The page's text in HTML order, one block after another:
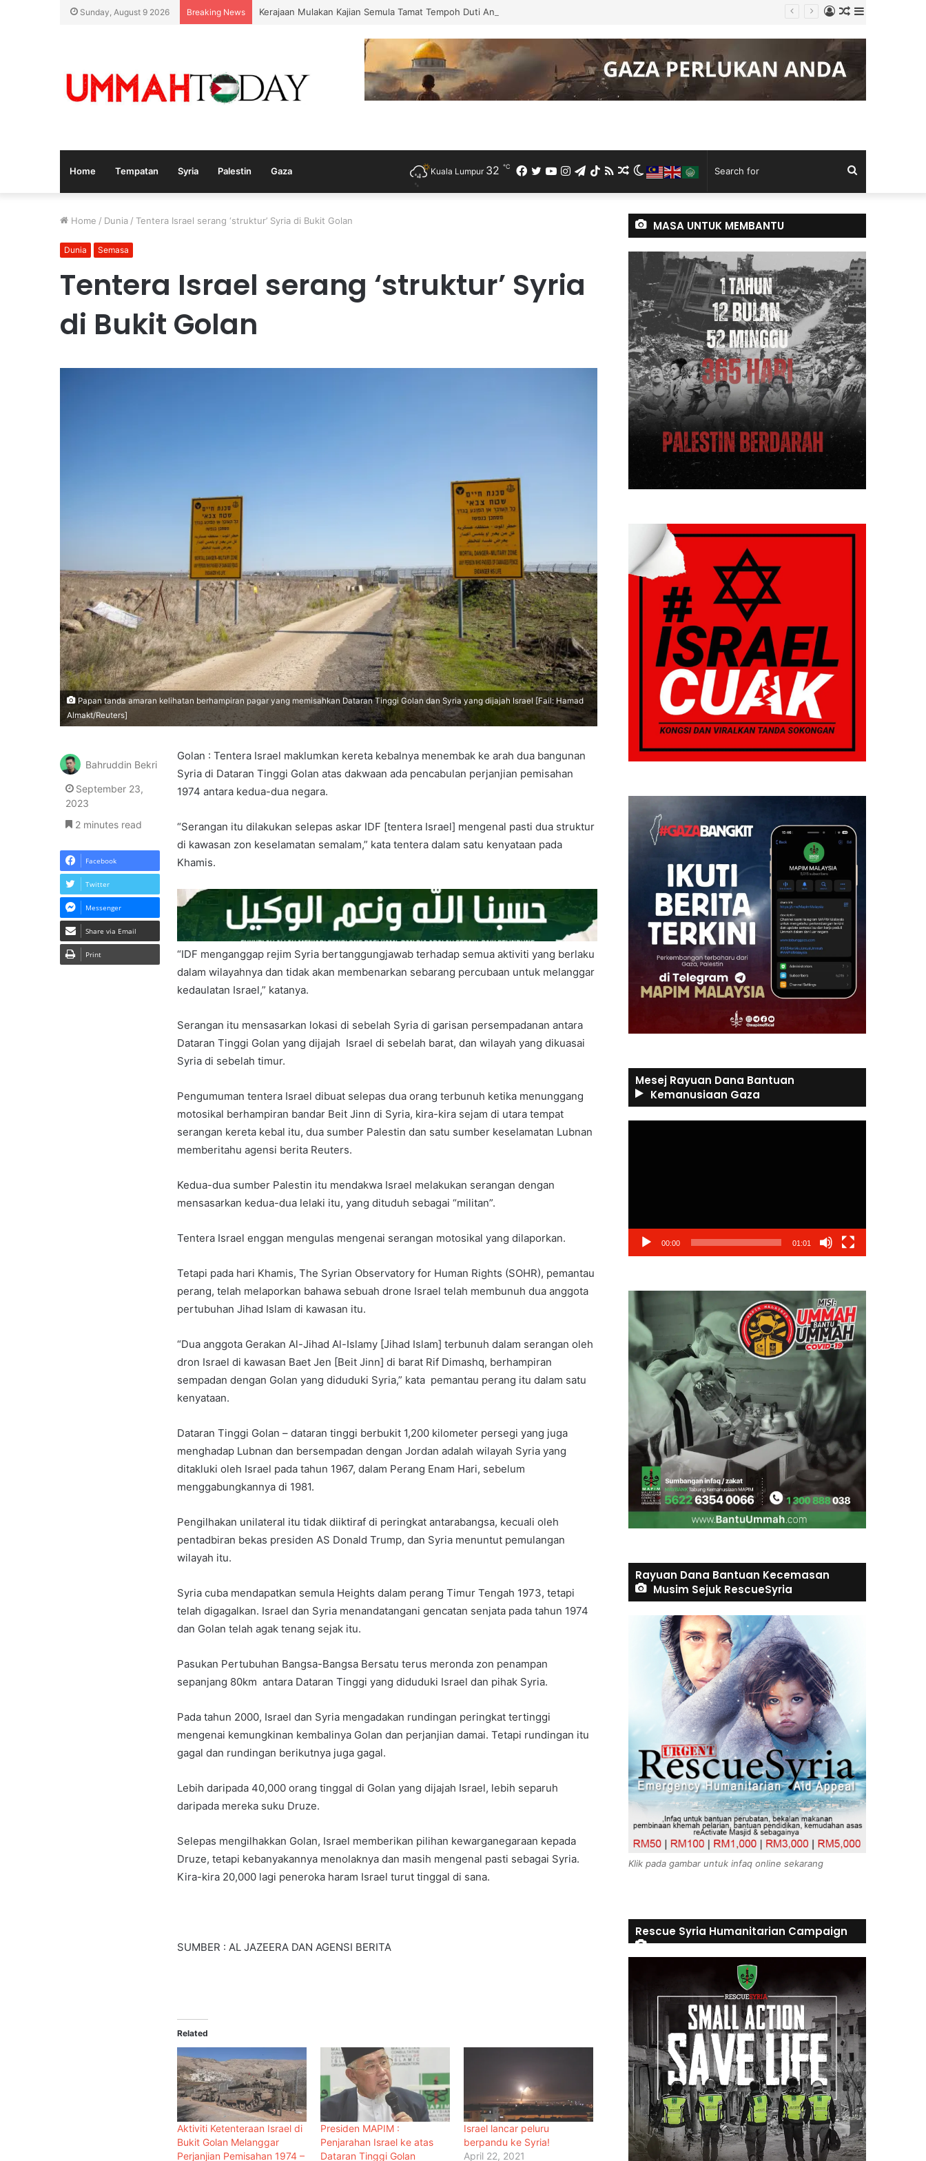
Sunday, August 9 2026 Breaking News Kerajaan Mulakan Kajian Semula Tamat Tempoh Duti Anti-Lambakan Import Gegelung Keluli China, Vietnam
Random
Article
Log
In
Home Tempatan Syria Palestin Gaza
for
Switch
skin
Random
Article
RSS
TikTok
Telegram
Instagram
YouTube
Twitter
Facebook
Kuala Lumpur 32 ℃
Home / Dunia / Tentera Israel serang ‘struktur’ Syria di Bukit Golan
Dunia Semasa
Tentera Israel serang ‘struktur’ Syria
di Bukit Golan
Papan tanda amaran kelihatan berhampiran pagar yang memisahkan Dataran Tinggi Golan dan Syria yang dijajah Israel [Fail: Hamad
Almakt/Reuters]
Golan : Tentera Israel maklumkan kereta kebalnya menembak ke arah dua bangunan
Syria di Dataran Tinggi Golan atas dakwaan ada pencabulan perjanjian pemisahan
1974 antara kedua-dua negara.
“Serangan itu dilakukan selepas askar IDF [tentera Israel] mengenal pasti dua struktur
di kawasan zon keselamatan semalam,” kata tentera dalam satu kenyataan pada
Khamis.
“IDF menganggap rejim Syria bertanggungjawab terhadap semua aktiviti yang berlaku
dalam wilayahnya dan tidak akan membenarkan sebarang percubaan untuk melanggar
kedaulatan Israel,” katanya.
Serangan itu mensasarkan lokasi di sebelah Syria di garisan persempadanan antara
Dataran Tinggi Golan yang dijajah Israel di sebelah barat, dan wilayah yang dikuasai
Syria di sebelah timur.
Pengumuman tentera Israel dibuat selepas dua orang terbunuh ketika menunggang
motosikal berhampiran bandar Beit Jinn di Syria, kira-kira sejam di utara tempat
serangan kereta kebal itu, dua sumber Palestin dan satu sumber keselamatan Lubnan
memberitahu agensi berita Reuters.
Kedua-dua sumber Palestin itu mendakwa Israel melakukan serangan dengan
mensasarkan kedua-dua lelaki itu, yang dituduh sebagai “militan”.
Tentera Israel enggan mengulas mengenai serangan motosikal yang dilaporkan.
Tetapi pada hari Khamis, The Syrian Observatory for Human Rights (SOHR), pemantau
perang, telah melaporkan bahawa sebuah drone Israel telah membunuh dua anggota
pertubuhan Jihad Islam di kawasan itu.
“Dua anggota Gerakan Al-Jihad Al-Islamy [Jihad Islam] terbunuh dalam serangan oleh
dron Israel di kawasan Baet Jen [Beit Jinn] di barat Rif Dimashq, berhampiran
sempadan dengan Golan yang diduduki Syria,” kata pemantau perang itu dalam satu
kenyataan.
Dataran Tinggi Golan – dataran tinggi berbukit 1,200 kilometer persegi yang juga
menghadap Lubnan dan bersempadan dengan Jordan adalah wilayah Syria yang
ditakluki oleh Israel pada tahun 1967, dalam Perang Enam Hari, sebelum
menggabungkannya di 1981.
Pengilhakan unilateral itu tidak diiktiraf di peringkat antarabangsa, kecuali oleh
pentadbiran bekas presiden AS Donald Trump, dan Syria menuntut pemulangan
wilayah itu.
Syria cuba mendapatkan semula Heights dalam perang Timur Tengah 1973, tetapi
telah digagalkan. Israel dan Syria menandatangani gencatan senjata pada tahun 1974
dan Golan telah agak tenang sejak itu.
Pasukan Pertubuhan Bangsa-Bangsa Bersatu terus meronda zon penampan
sepanjang 80km antara Dataran Tinggi yang diduduki Israel dan pihak Syria.
Pada tahun 2000, Israel dan Syria mengadakan rundingan peringkat tertinggi
mengenai kemungkinan kembalinya Golan dan perjanjian damai. Tetapi rundingan itu
gagal dan rundingan berikutnya juga gagal.
Lebih daripada 40,000 orang tinggal di Golan yang dijajah Israel, lebih separuh
daripada mereka suku Druze.
Selepas mengilhakkan Golan, Israel memberikan pilihan kewarganegaraan kepada
Druze, tetapi kebanyakannya menolaknya dan masih mengenal pasti sebagai Syria.
Kira-kira 20,000 lagi peneroka haram Israel turut tinggal di sana.
SUMBER : AL JAZEERA DAN AGENSI BERITA
Related
Aktiviti Ketenteraan Israel di
Bukit Golan Melanggar
Perjanjian Pemisahan 1974 –
Presiden MAPIM :
Penjarahan Israel ke atas
Dataran Tinggi Golan
Israel lancar peluru
berpandu ke Syria!
April 22, 2021
Bahruddin Bekri
September 23,
2023
2 minutes read
Facebook
Twitter
Messenger
Share via Email
Print
MASA UNTUK MEMBANTU
Mesej Rayuan Dana Bantuan
Kemanusiaan Gaza
00:00 01:01
Rayuan Dana Bantuan Kecemasan
Musim Sejuk RescueSyria
Klik pada gambar untuk infaq online sekarang
Rescue Syria Humanitarian Campaign